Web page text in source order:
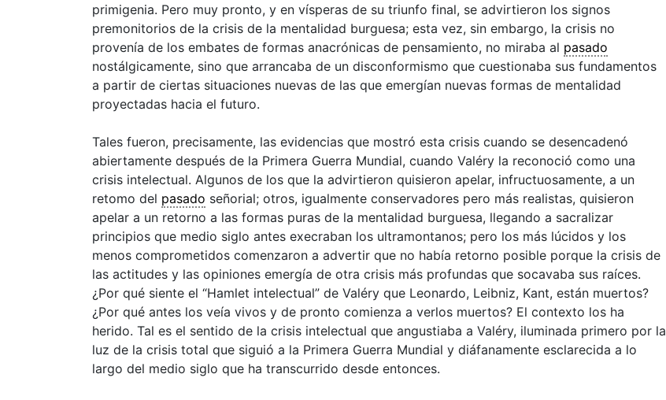
primigenia. Pero muy pronto, y en vísperas de su triunfo final, se advirtieron los signos
premonitorios de la crisis de la mentalidad burguesa; esta vez, sin embargo, la crisis no
provenía de los embates de formas anacrónicas de pensamiento, no miraba al pasado
nostálgicamente, sino que arrancaba de un disconformismo que cuestionaba sus fundamentos
a partir de ciertas situaciones nuevas de las que emergían nuevas formas de mentalidad
proyectadas hacia el futuro.
Tales fueron, precisamente, las evidencias que mostró esta crisis cuando se desencadenó
abiertamente después de la Primera Guerra Mundial, cuando Valéry la reconoció como una
crisis intelectual. Algunos de los que la advirtieron quisieron apelar, infructuosamente, a un
retomo del pasado señorial; otros, igualmente conservadores pero más realistas, quisieron
apelar a un retorno a las formas puras de la mentalidad burguesa, llegando a sacralizar
principios que medio siglo antes execraban los ultramontanos; pero los más lúcidos y los
menos comprometidos comenzaron a advertir que no había retorno posible porque la crisis de
las actitudes y las opiniones emergía de otra crisis más profundas que socavaba sus raíces.
¿Por qué siente el “Hamlet intelectual” de Valéry que Leonardo, Leibniz, Kant, están muertos?
¿Por qué antes los veía vivos y de pronto comienza a verlos muertos? El contexto los ha
herido. Tal es el sentido de la crisis intelectual que angustiaba a Valéry, iluminada primero por la
luz de la crisis total que siguió a la Primera Guerra Mundial y diáfanamente esclarecida a lo
largo del medio siglo que ha transcurrido desde entonces.